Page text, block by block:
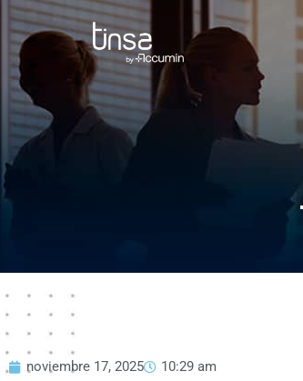
al
contenido
noviembre 17, 2025 10:29 am